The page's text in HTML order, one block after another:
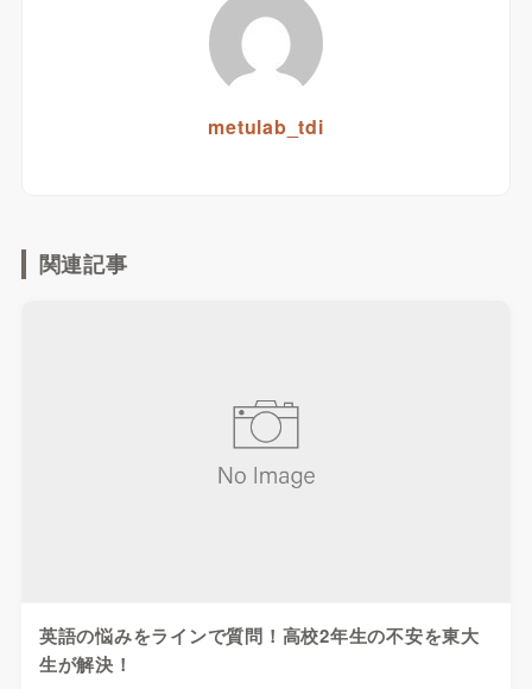
metulab_tdi
関連記事
英語の悩みをラインで質問！高校2年生の不安を東大
生が解決！